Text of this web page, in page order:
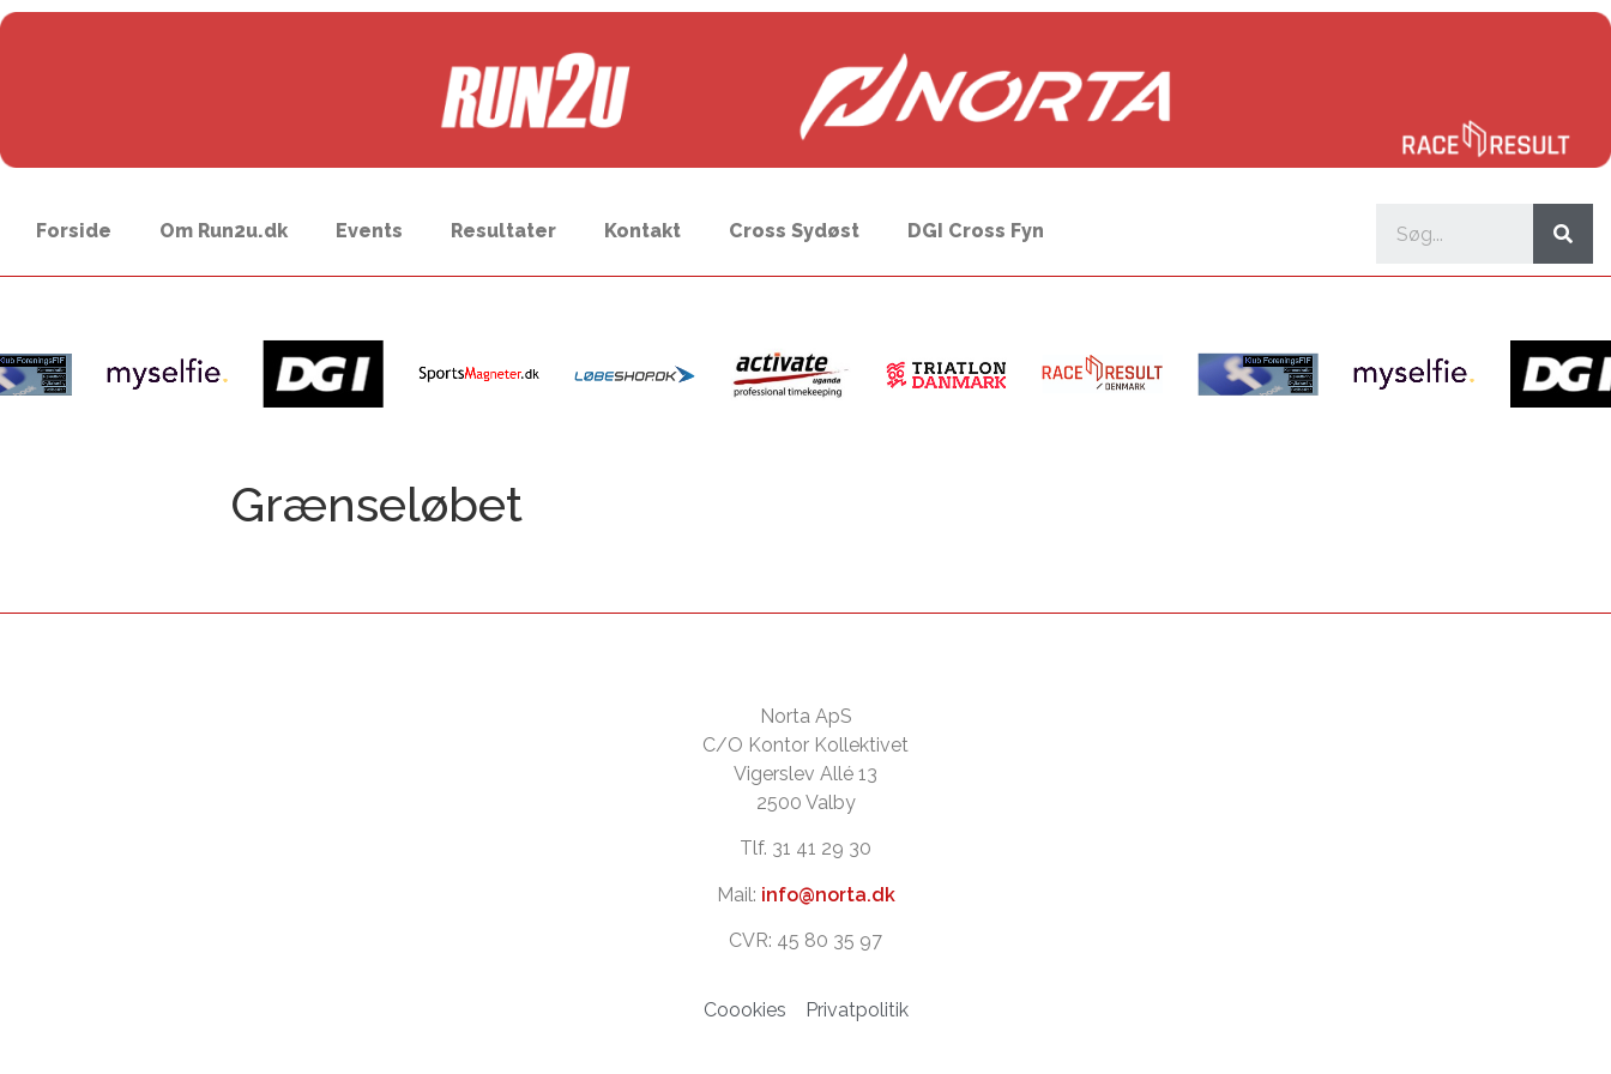
Forside Om Run2u.dk Events Resultater Kontakt Cross Sydøst DGI Cross Fyn
Grænseløbet
Norta ApS
C/O Kontor Kollektivet
Vigerslev Allé 13
2500 Valby
Tlf. 31 41 29 30
Mail: info@norta.dk
CVR: 45 80 35 97
Coookies Privatpolitik